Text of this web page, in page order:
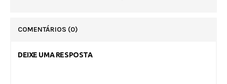
COMENTÁRIOS (0)
DEIXE UMA RESPOSTA